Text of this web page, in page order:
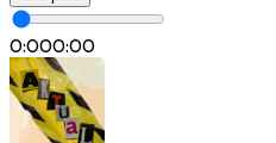
0:000:00